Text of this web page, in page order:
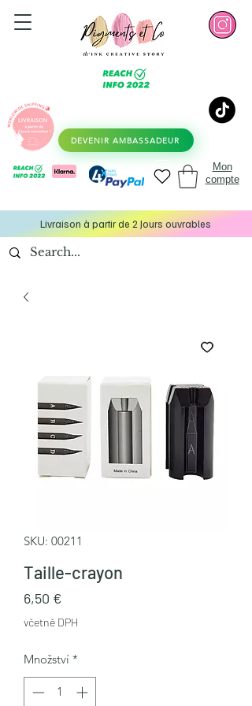
DEVENIR AMBASSADEUR
Mon
compte
Livraison à partir de 2 Jours ouvrables
SKU: 00211
Taille-crayon
6,50 €Cena
včetně DPH
Množství *